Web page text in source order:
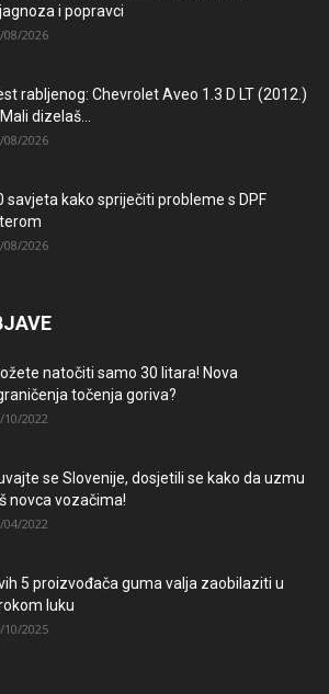
i popravci
08/2026
rabljenog: Chevrolet Aveo 1.3 D LT (2012.)
dizelaš...
08/2026
savjeta kako spriječiti probleme s DPF
08/2026
natočiti samo 30 litara! Nova
točenja goriva?
10/2022
se Slovenije, dosjetili se kako da uzmu
novca vozačima!
04/2022
5 proizvođača guma valja zaobilaziti u
luku
10/2025